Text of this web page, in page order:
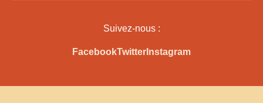
Suivez-nous :
FacebookTwitter Instagram